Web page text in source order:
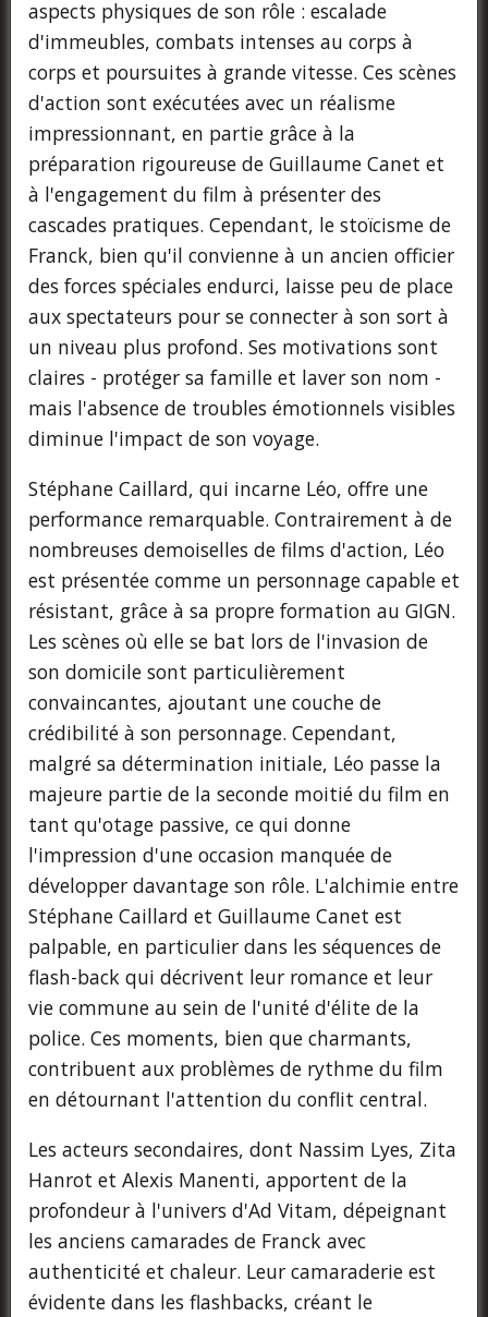
aspects physiques de son rôle : escalade
d'immeubles, combats intenses au corps à
corps et poursuites à grande vitesse. Ces scènes
d'action sont exécutées avec un réalisme
impressionnant, en partie grâce à la
préparation rigoureuse de Guillaume Canet et
à l'engagement du film à présenter des
cascades pratiques. Cependant, le stoïcisme de
Franck, bien qu'il convienne à un ancien officier
des forces spéciales endurci, laisse peu de place
aux spectateurs pour se connecter à son sort à
un niveau plus profond. Ses motivations sont
claires - protéger sa famille et laver son nom -
mais l'absence de troubles émotionnels visibles
diminue l'impact de son voyage.
Stéphane Caillard, qui incarne Léo, offre une
performance remarquable. Contrairement à de
nombreuses demoiselles de films d'action, Léo
est présentée comme un personnage capable et
résistant, grâce à sa propre formation au GIGN.
Les scènes où elle se bat lors de l'invasion de
son domicile sont particulièrement
convaincantes, ajoutant une couche de
crédibilité à son personnage. Cependant,
malgré sa détermination initiale, Léo passe la
majeure partie de la seconde moitié du film en
tant qu'otage passive, ce qui donne
l'impression d'une occasion manquée de
développer davantage son rôle. L'alchimie entre
Stéphane Caillard et Guillaume Canet est
palpable, en particulier dans les séquences de
flash-back qui décrivent leur romance et leur
vie commune au sein de l'unité d'élite de la
police. Ces moments, bien que charmants,
contribuent aux problèmes de rythme du film
en détournant l'attention du conflit central.
Les acteurs secondaires, dont Nassim Lyes, Zita
Hanrot et Alexis Manenti, apportent de la
profondeur à l'univers d'Ad Vitam, dépeignant
les anciens camarades de Franck avec
authenticité et chaleur. Leur camaraderie est
évidente dans les flashbacks, créant le